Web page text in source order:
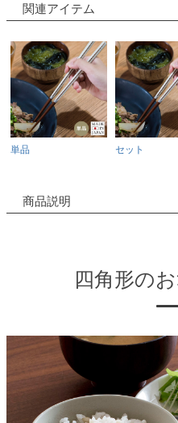
関連アイテム
単品 セット
商品説明
四角形の